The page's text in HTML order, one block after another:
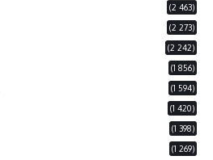
(2 463)
(2 273)
(2 242)
(1 856)
(1 594)
(1 420)
(1 398)
(1 269)